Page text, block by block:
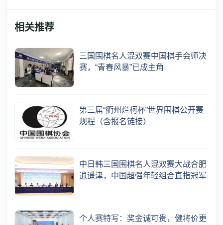
相关推荐
三国围棋名人混双赛中国棋手会师决
赛，“青春风暴”已成主角
第三届“衢州烂柯杯”世界围棋公开赛
规程（含报名链接）
中日韩三国围棋名人混双赛大战合肥
逍遥津，中国超强年轻组合直指冠军
个人赛特写：奖金诚可贵，健将价更